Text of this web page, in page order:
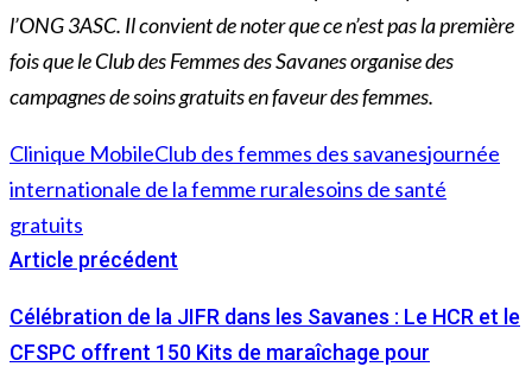
l’ONG 3ASC. Il convient de noter que ce n’est pas la première
fois que le Club des Femmes des Savanes organise des
campagnes de soins gratuits en faveur des femmes.
Clinique MobileClub des femmes des savanesjournée
internationale de la femme ruralesoins de santé
gratuits
Article précédent
Célébration de la JIFR dans les Savanes : Le HCR et le
CFSPC offrent 150 Kits de maraîchage pour